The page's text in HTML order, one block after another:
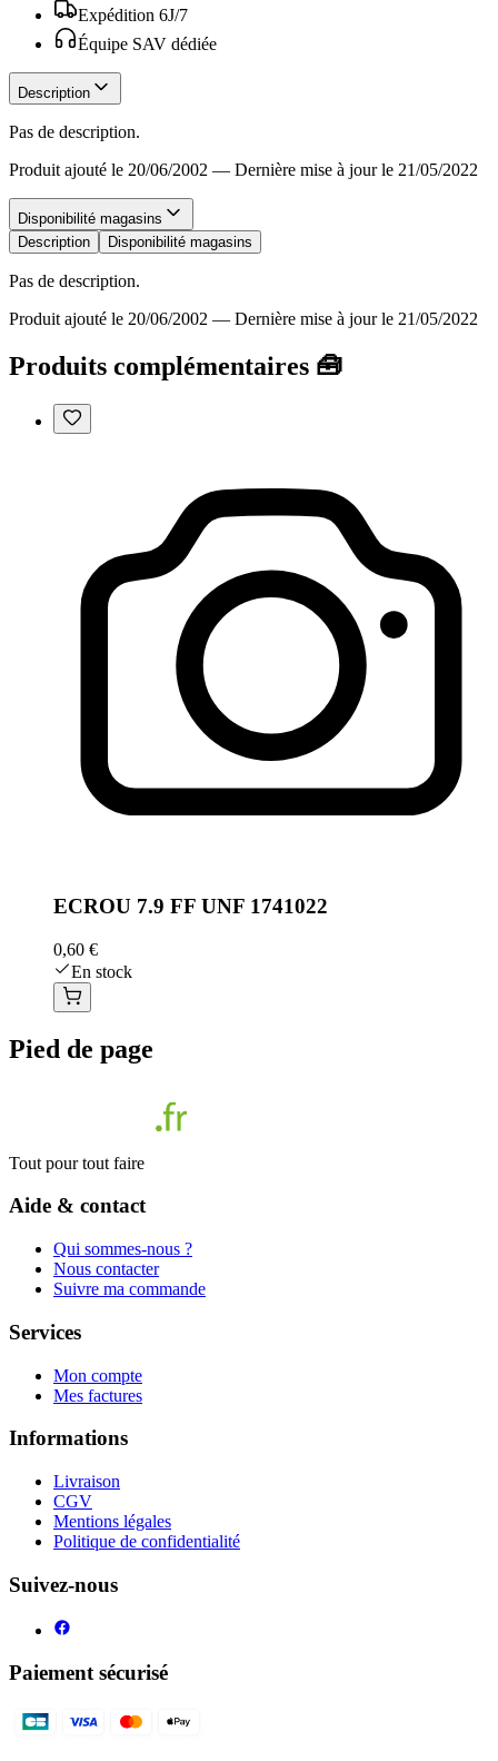
Expédition 6J/7
Équipe SAV dédiée
Description
Pas de description.
Produit ajouté le 20/06/2002 — Dernière mise à jour le 21/05/2022
Disponibilité magasins
Description
Disponibilité magasins
Pas de description.
Produit ajouté le 20/06/2002 — Dernière mise à jour le 21/05/2022
Produits complémentaires 🧰
ECROU 7.9 FF UNF 1741022
0,60 €
En stock
Pied de page
Tout pour tout faire
Aide & contact
Qui sommes-nous ?
Nous contacter
Suivre ma commande
Services
Mon compte
Mes factures
Informations
Livraison
CGV
Mentions légales
Politique de confidentialité
Suivez-nous
Paiement sécurisé